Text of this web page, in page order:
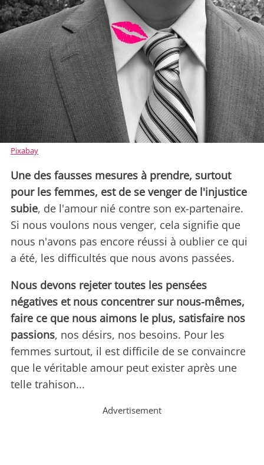
Pixabay
Une des fausses mesures à prendre, surtout
pour les femmes, est de se venger de l'injustice
subie, de l'amour nié contre son ex-partenaire.
Si nous voulons nous venger, cela signifie que
nous n'avons pas encore réussi à oublier ce qui
a été, les difficultés que nous avons passées.
Nous devons rejeter toutes les pensées
négatives et nous concentrer sur nous-mêmes,
faire ce que nous aimons le plus, satisfaire nos
passions, nos désirs, nos besoins. Pour les
femmes surtout, il est difficile de se convaincre
que le véritable amour peut exister après une
telle trahison...
Advertisement